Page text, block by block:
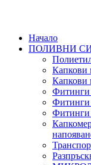
Начало
ПОЛИВНИ
Капкови
Капкови
Фитинги
Фитинги
Фитинги